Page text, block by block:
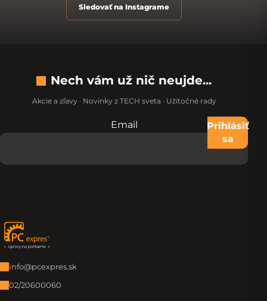
Sledovať na Instagrame
Nech vám už nič neujde...
Akcie a zľavy · Novinky z TECH sveta · Užitočné rady
Nevypĺňajte toto pole:
Email
Prihlásiť
sa
Zápätie
info@pcexpres.sk
02/20600060